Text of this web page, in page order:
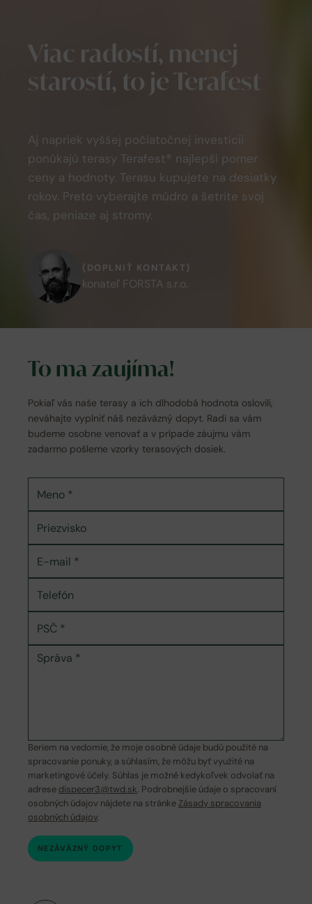
Viac radostí, menej
starostí, to je Terafest
Aj napriek vyššej počiatočnej investícii
ponúkajú terasy Terafest® najlepší pomer
ceny a hodnoty. Terasu kupujete na desiatky
rokov. Preto vyberajte múdro a šetrite svoj
čas, peniaze aj stromy.
(DOPLNIŤ KONTAKT)
konateľ FORSTA s.r.o.
To ma zaujíma!
Pokiaľ vás naše terasy a ich dlhodobá hodnota oslovili,
neváhajte vyplniť náš nezáväzný dopyt. Radi sa vám
budeme osobne venovať a v prípade záujmu vám
zadarmo pošleme vzorky terasových dosiek.
Beriem na vedomie, že moje osobné údaje budú použité na
spracovanie ponuky, a súhlasím, že môžu byť využité na
marketingové účely. Súhlas je možné kedykoľvek odvolať na
adrese dispecer3@twd.sk. Podrobnejšie údaje o spracovaní
osobných údajov nájdete na stránke Zásady spracovania
osobných údajov.
NEZÁVÄZNÝ DOPYT